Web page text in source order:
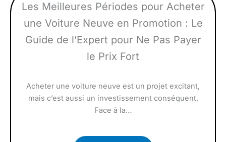
Les Meilleures Périodes pour Acheter
une Voiture Neuve en Promotion : Le
Guide de l’Expert pour Ne Pas Payer
le Prix Fort
Acheter une voiture neuve est un projet excitant,
mais c’est aussi un investissement conséquent.
Face à la…